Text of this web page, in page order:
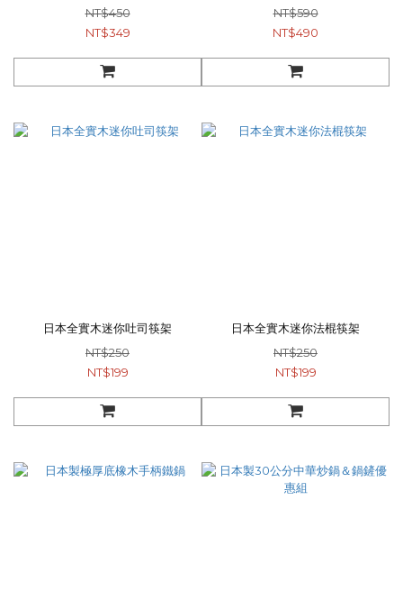
NT$450
NT$349
NT$590
NT$490
日本全實木迷你吐司筷架
NT$250
NT$199
日本全實木迷你法棍筷架
NT$250
NT$199